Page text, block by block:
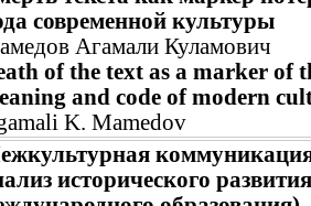
современной культуры
Агамали Куламович
of the text as a marker of
and code of modern
K. Mamedov
исторического